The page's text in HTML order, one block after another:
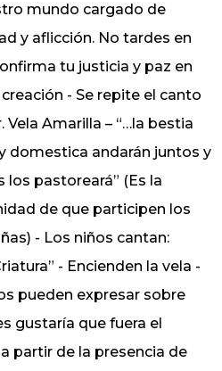
mundo cargado de
y aflicción. No tardes en
tu justicia y paz en
- Se repite el canto
Vela Amarilla – “…la bestia
domestica andarán juntos y
los pastoreará” (Es la
de que participen los
- Los niños cantan:
- Encienden la vela -
pueden expresar sobre
gustaría que fuera el
partir de la presencia de